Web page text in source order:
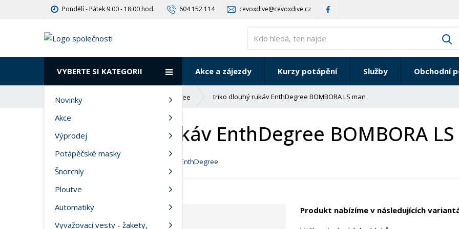
Pondělí - Pátek 9:00 - 18:00 hod. 604 152 114 cevoxdive@cevoxdive.cz
VYBERTE SI KATEGORII
Novinky
Akce
Výprodej
Potápěčské masky
Šnorchly
Ploutve
Automatiky
Vyvažovací vesty - žakety,
Akce a zájezdy Kurzy potápění Služby Obchodní
Ú
o
n
í
t
r
n
Oblečení do vody EnthDegree triko dlouhý rukáv EnthDegree BOMBORA LS man
triko dlouhý rukáv EnthDegree BOMBORA
Kód produktu: 402367 XL EnthDegree
Produkt nabízíme v následujících